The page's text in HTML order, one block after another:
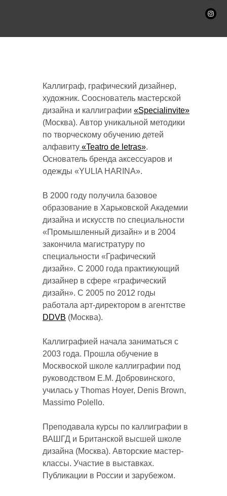
Каллиграф, графический дизайнер,
художник. Сооснователь мастерской
дизайна и каллиграфии «Specialinvite»
(Москва). Автор уникальной методики
по творческому обучению детей
алфавиту «Teatro de letras».
Основатель бренда аксессуаров и
одежды «YULIA HARINA».
В 2000 году получила базовое
образование в Харьковской Академии
дизайна и искусств по специальности
«Промышленный дизайн» и в 2004
закончила магистратуру по
специальности «Графический
дизайн». С 2000 года практикующий
дизайнер в сфере «графический
дизайн». С 2005 по 2012 годы
работала арт-директором в агентстве
DDVB (Москва).
Каллиграфией начала заниматься с
2003 года. Прошла обучение в
Москвоской школе каллиграфии под
руководством Е.М. Добровинского,
училась у Thomas Hoyer, Denis Brown,
Massimo Polello.
Преподавала курсы по каллиграфии в
ВАШГД и Британской высшей школе
дизайна (Москва). Авторские мастер-
классы. Участие в выставках.
Публикации в России и зарубежом.